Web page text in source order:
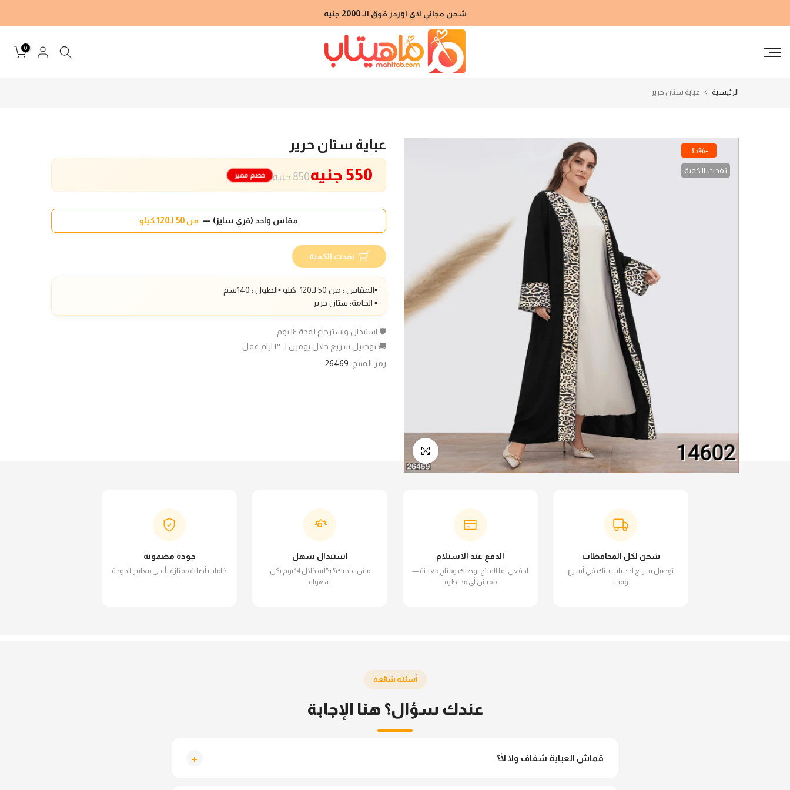
إلى
شحن مجاني لاي اوردر فوق الـ 2000 جنيه
0
الرئيسية عباية ستان حرير
-35%
نفدت الكمية
انقر للتكبير
عباية ستان حرير
850 جنيه 550 جنيه خصم مميز
مقاس واحد (فري سايز) — من 50 لـ120 كيلو
نفدت الكمية
▫️المقاس : من 50 لـ1 20 كيلو ▫️الطول : 140سم
▫️ الخامة: ستان حرير
🛡️ استبدال واسترجاع لمدة ١٤ يوم
🚚 توصيل سريع خلال يومين لـ ٣ ايام عمل
رمز المنتج: 26469
شحن لكل المحافظات
توصيل سريع لحد باب بيتك في أسرع
وقت
الدفع عند الاستلام
ادفعي لما المنتج يوصلك ومتاح معاينة —
مفيش أي مخاطرة
استبدال سهل
مش عاجبك؟ بدّليه خلال 14 يوم بكل
سهولة
جودة مضمونة
خامات أصلية ممتازة بأعلى معايير الجودة
أسئلة شائعة
عندك سؤال؟ هنا الإجابة
قماش العباية شفاف ولا لأ؟ +